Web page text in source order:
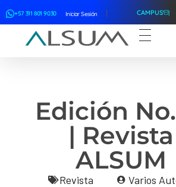
+57 311 801 9030 Iniciar Sesión CAMPUS
Edición
| Revista
ALSUM
Revista
Varios